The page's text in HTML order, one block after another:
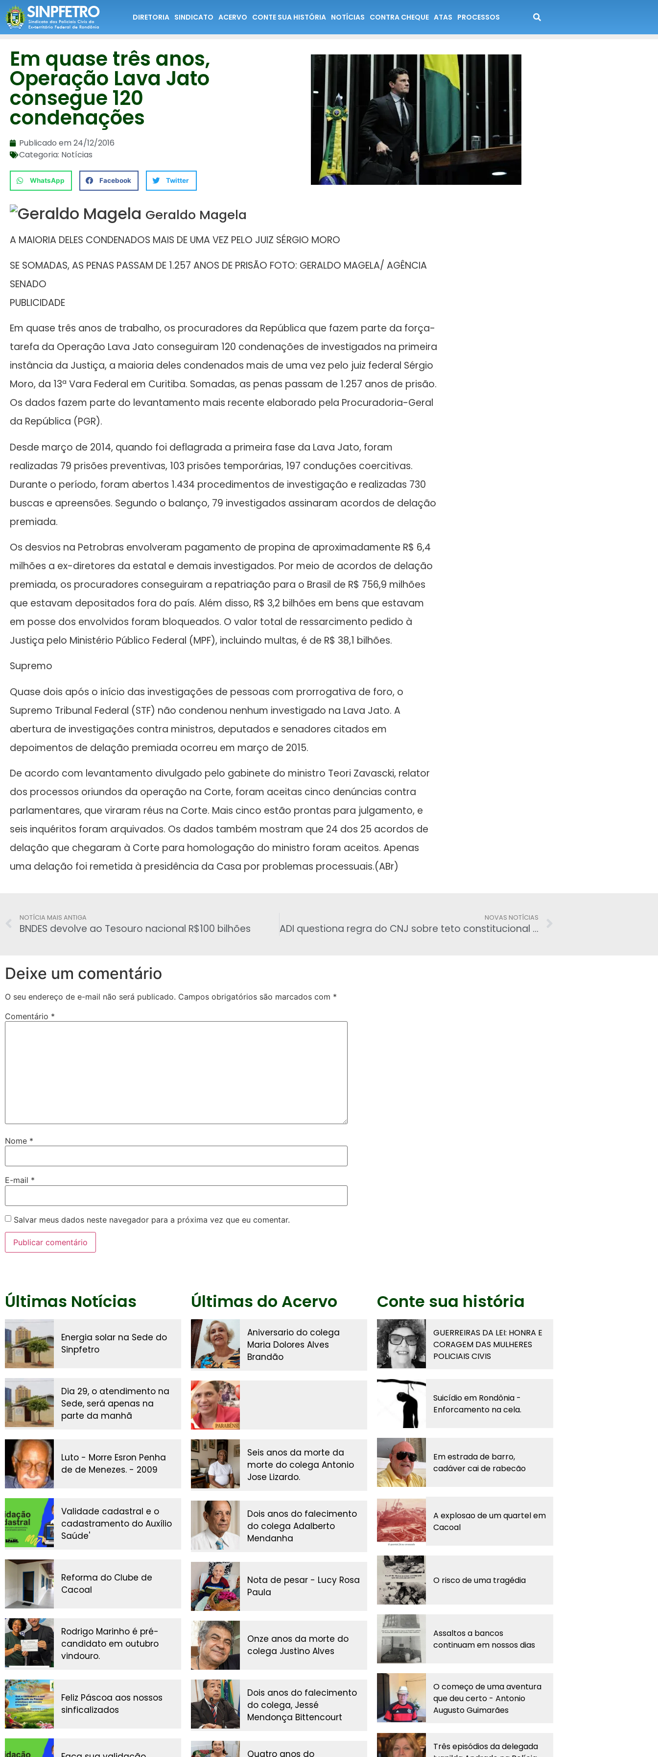
DIRETORIA SINDICATO ACERVO CONTE SUA HISTÓRIA NOTÍCIAS CONTRA CHEQUE ATAS PROCESSOS
Em quase três anos,
Operação Lava Jato
consegue 120
condenações
Publicado em24/12/2016
Categoria: Notícias
WhatsApp Facebook Twitter
Geraldo Magela
A MAIORIA DELES CONDENADOS MAIS DE UMA VEZ PELO JUIZ SÉRGIO MORO
SE SOMADAS, AS PENAS PASSAM DE 1.257 ANOS DE PRISÃO FOTO: GERALDO MAGELA/ AGÊNCIA
SENADO
PUBLICIDADE
Em quase três anos de trabalho, os procuradores da República que fazem parte da força-
tarefa da Operação Lava Jato conseguiram 120 condenações de investigados na primeira
instância da Justiça, a maioria deles condenados mais de uma vez pelo juiz federal Sérgio
Moro, da 13ª Vara Federal em Curitiba. Somadas, as penas passam de 1.257 anos de prisão.
Os dados fazem parte do levantamento mais recente elaborado pela Procuradoria-Geral
da República (PGR).
Desde março de 2014, quando foi deflagrada a primeira fase da Lava Jato, foram
realizadas 79 prisões preventivas, 103 prisões temporárias, 197 conduções coercitivas.
Durante o período, foram abertos 1.434 procedimentos de investigação e realizadas 730
buscas e apreensões. Segundo o balanço, 79 investigados assinaram acordos de delação
premiada.
Os desvios na Petrobras envolveram pagamento de propina de aproximadamente R$ 6,4
milhões a ex-diretores da estatal e demais investigados. Por meio de acordos de delação
premiada, os procuradores conseguiram a repatriação para o Brasil de R$ 756,9 milhões
que estavam depositados fora do país. Além disso, R$ 3,2 bilhões em bens que estavam
em posse dos envolvidos foram bloqueados. O valor total de ressarcimento pedido à
Justiça pelo Ministério Público Federal (MPF), incluindo multas, é de R$ 38,1 bilhões.
Supremo
Quase dois após o início das investigações de pessoas com prorrogativa de foro, o
Supremo Tribunal Federal (STF) não condenou nenhum investigado na Lava Jato. A
abertura de investigações contra ministros, deputados e senadores citados em
depoimentos de delação premiada ocorreu em março de 2015.
De acordo com levantamento divulgado pelo gabinete do ministro Teori Zavascki, relator
dos processos oriundos da operação na Corte, foram aceitas cinco denúncias contra
parlamentares, que viraram réus na Corte. Mais cinco estão prontas para julgamento, e
seis inquéritos foram arquivados. Os dados também mostram que 24 dos 25 acordos de
delação que chegaram à Corte para homologação do ministro foram aceitos. Apenas
uma delação foi remetida à presidência da Casa por problemas processuais.(ABr)
NOTÍCIA MAIS ANTIGA
BNDES devolve ao Tesouro nacional R$100 bilhões
NOVAS NOTÍCIAS
ADI questiona regra do CNJ sobre teto constitucional para juízes e servidores do Judiciário
Deixe um comentário
O seu endereço de e-mail não será publicado. Campos obrigatórios são marcados com *
Comentário *
Nome *
E-mail *
Salvar meus dados neste navegador para a próxima vez que eu comentar.
Últimas Notícias
Energia solar na Sede do
Sinpfetro
Dia 29, o atendimento na
Sede, será apenas na
parte da manhã
Luto - Morre Esron Penha
de de Menezes. - 2009
Validade cadastral e o
cadastramento do Auxílio
Saúde'
Reforma do Clube de
Cacoal
Rodrigo Marinho é pré-
candidato em outubro
vindouro.
Feliz Páscoa aos nossos
sinficalizados
Últimas do Acervo
Aniversario do colega
Maria Dolores Alves
Brandão
Seis anos da morte da
morte do colega Antonio
Jose Lizardo.
Dois anos do falecimento
do colega Adalberto
Mendanha
Nota de pesar - Lucy Rosa
Paula
Onze anos da morte do
colega Justino Alves
Dois anos do falecimento
do colega, Jessé
Mendonça Bittencourt
Quatro anos do
Conte sua história
GUERREIRAS DA LEI: HONRA E
CORAGEM DAS MULHERES
POLICIAIS CIVIS
Suicídio em Rondônia -
Enforcamento na cela.
Em estrada de barro,
cadáver cai de rabecão
A explosao de um quartel em
Cacoal
O risco de uma tragédia
Assaltos a bancos
continuam em nossos dias
O começo de uma aventura
que deu certo - Antonio
Augusto Guimarães
Três episódios da delegada